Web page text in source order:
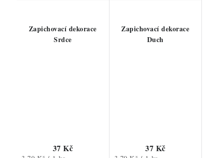
Zapichovací dekorace
Srdce
37 Kč
Zapichovací dekorace
Duch
37 Kč